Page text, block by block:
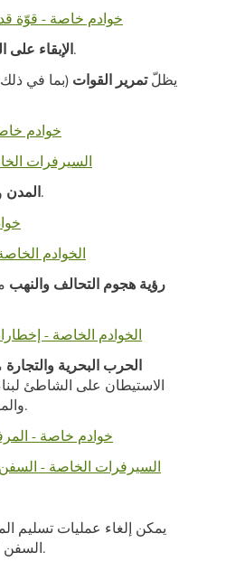
خوادم خاصة - قوّة
الإبقاء علىمفعّل.
يظلّتمرير القوات (بما في
خوادم
السيرفرات
المدنمدرجة.
الخوادم
رؤية هجوم التحالف والنهب
الخوادم الخاصة -
الحرب البحرية والتجارة
الاستيطان على الشاطئ
والموارد عبر البحر بسرعة.
خوادم خاصة -
السيرفرات الخاصة - السفن
يمكن إلغاء عمليات تسليم
السفن.